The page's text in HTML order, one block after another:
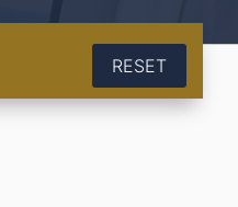
RESET